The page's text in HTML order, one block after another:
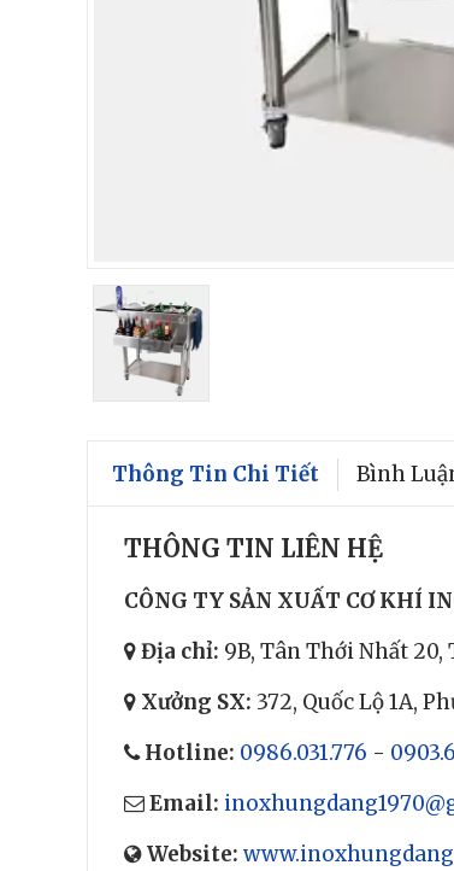
Thông Tin Chi Tiết Bình
THÔNG TIN LIÊN HỆ
CÔNG TY SẢN XUẤT CƠ KHÍ
Địa chỉ: 9B, Tân Thới Nhất 20,
Xưởng SX: 372, Quốc Lộ 1A,
Hotline: 0986.031.776 -
Email:
Website: